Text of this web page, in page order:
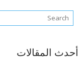
أحدث المقالات